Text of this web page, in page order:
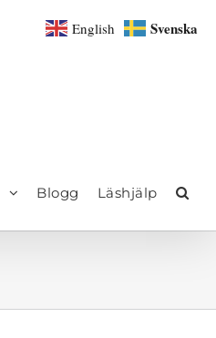
Blogg Läshjälp
English Svenska